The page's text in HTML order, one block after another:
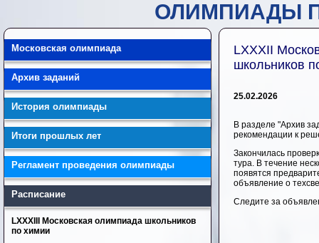
ОЛИМПИАДЫ
Московская олимпиада
Архив заданий
История олимпиады
Итоги прошлых лет
Регламент проведения олимпиады
Расписание
LXXXIII Московская олимпиада школьников
по химии
LXXXII
школьников
25.02.2026
В разделе "Архив
рекомендации к
Закончилась
тура. В течение
появятся
объявление о
Следите за